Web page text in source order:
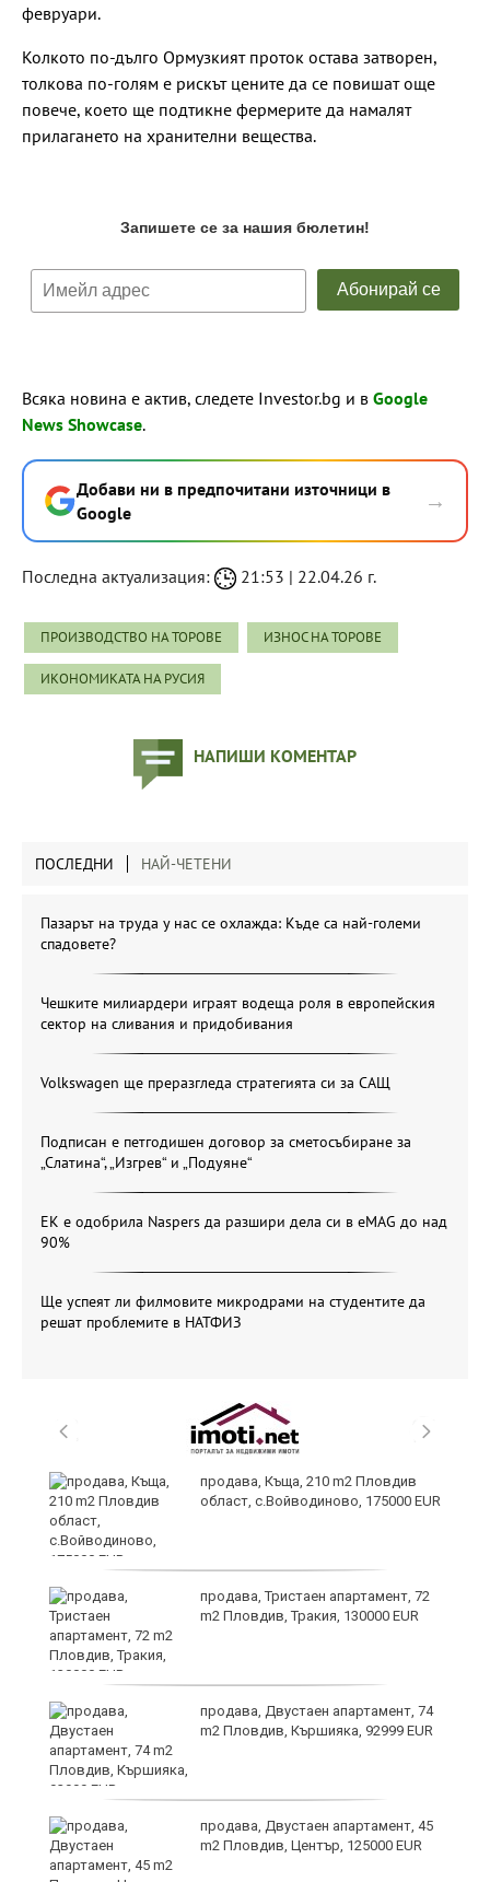
февруари.
Колкото по-дълго Ормузкият проток остава затворен,
толкова по-голям е рискът цените да се повишат още
повече, което ще подтикне фермерите да намалят
прилагането на хранителни вещества.
Всяка новина е актив, следете Investor.bg и в Google
News Showcase.
Добави ни в предпочитани източници в
Google
→
Последна актуализация: 21:53 | 22.04.26 г.
ПРОИЗВОДСТВО НА ТОРОВЕ ИЗНОС НА ТОРОВЕ
ИКОНОМИКАТА НА РУСИЯ
НАПИШИ КОМЕНТАР
ПОСЛЕДНИ НАЙ-ЧЕТЕНИ
Пазарът на труда у нас се охлажда: Къде са най-големи
спадовете?
Чешките милиардери играят водеща роля в европейския
сектор на сливания и придобивания
Volkswagen ще преразгледа стратегията си за САЩ
Подписан е петгодишен договор за сметосъбиране за
„Слатина“, „Изгрев“ и „Подуяне“
ЕК е одобрила Naspers да разшири дела си в eMAG до над
90%
Ще успеят ли филмовите микродрами на студентите да
решат проблемите в НАТФИЗ
продава, Къща, 210 m2 Пловдив
област, с.Войводиново, 175000 EUR
продава, Тристаен апартамент, 72
m2 Пловдив, Тракия, 130000 EUR
продава, Двустаен апартамент, 74
m2 Пловдив, Кършияка, 92999 EUR
продава, Двустаен апартамент, 45
m2 Пловдив, Център, 125000 EUR